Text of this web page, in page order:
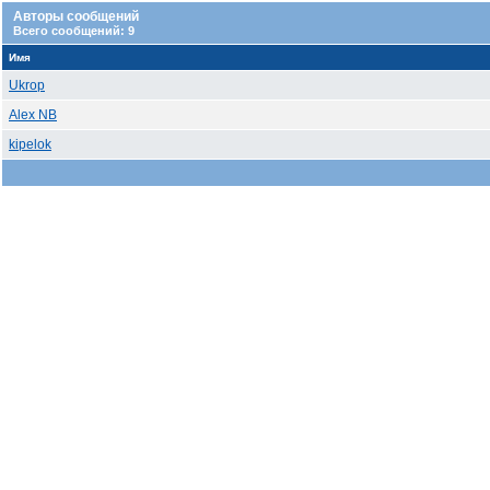
Авторы сообщений
Всего сообщений: 9
Имя
Ukrop
Alex NB
kipelok